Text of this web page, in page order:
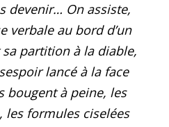
devenir… On assiste,
verbale au bord d’un
partition à la diable,
lancé à la face
bougent à peine, les
les formules ciselées